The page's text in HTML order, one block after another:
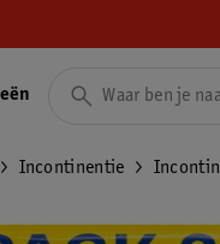
Incontinentie